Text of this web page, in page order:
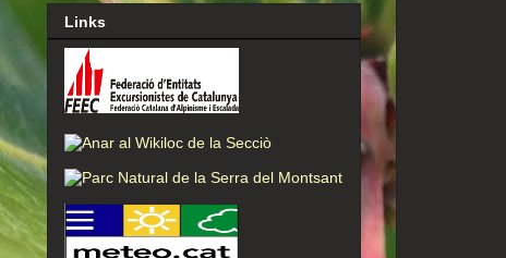
Links